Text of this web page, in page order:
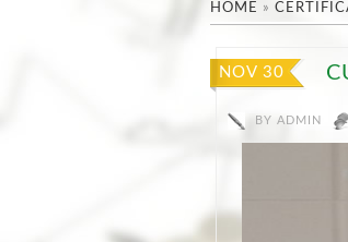
HOME »
NOV 30
BY ADMIN